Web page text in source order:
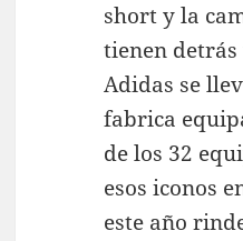
short y la
tienen
Adidas se
fabrica
de los 32
esos iconos
este año